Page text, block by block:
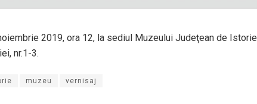
2019, ora 12, la sediul Muzeului Judeţean de Istorie
nr.1-3.
muzeu vernisaj